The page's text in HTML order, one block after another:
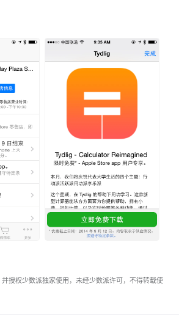
授权少数派独家使用，未经少数派许可，不得转载使